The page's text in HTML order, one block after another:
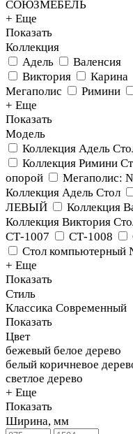
СОЮЗМЕБЕЛЬ
+ Еще
Показать
Коллекция
Адель
Валенсия
Виктория
Карина
Мегаполис
Римини
+ Еще
Показать
Модель
Коллекция Адель
Коллекция Римини
опорой
Мегаполис:
Коллекция Адель Стол
ЛЕВЫЙ
Коллекция
Коллекция Виктория
СТ-1007
СТ-1008
Стол компьютерный
+ Еще
Показать
Стиль
Классика Современный
Показать
Цвет
бежевый белое дерево
белый коричневое
светлое дерево
+ Еще
Показать
Ширина, мм